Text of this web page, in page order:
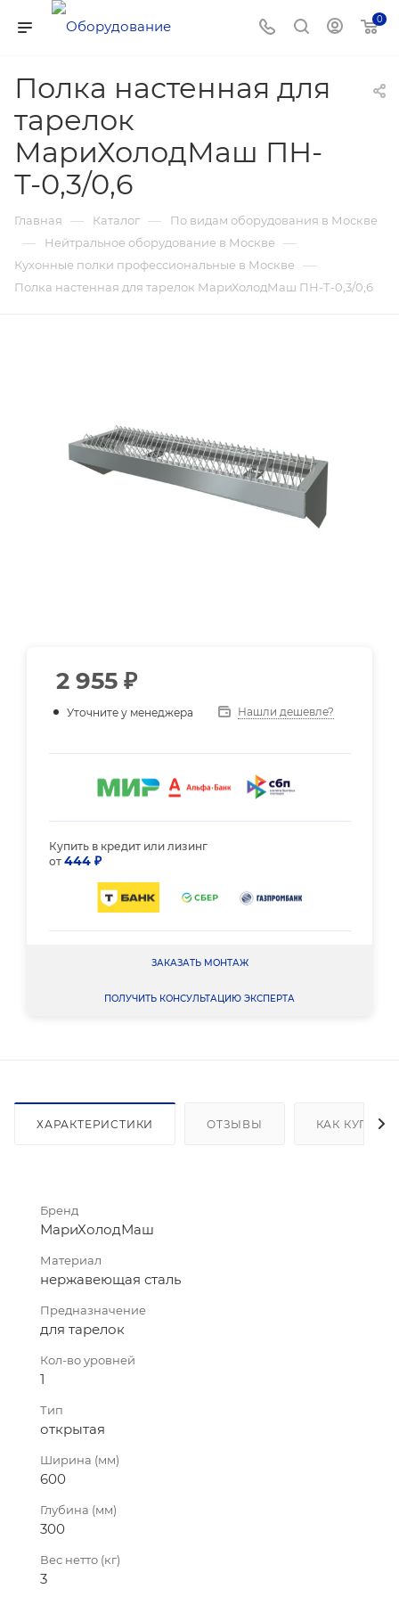
0
Полка настенная для
тарелок
МариХолодМаш ПН-
Т-0,3/0,6
Главная — Каталог — По видам оборудования в Москве
— Нейтральное оборудование в Москве —
Кухонные полки профессиональные в Москве —
Полка настенная для тарелок МариХолодМаш ПН-Т-0,3/0,6
2 955 ₽
Уточните у менеджера Нашли дешевле?
Купить в кредит или лизинг
от 444 ₽
ЗАКАЗАТЬ МОНТАЖ
ПОЛУЧИТЬ КОНСУЛЬТАЦИЮ ЭКСПЕРТА
ХАРАКТЕРИСТИКИ ОТЗЫВЫ КАК КУПИТЬ
Бренд
МариХолодМаш
Материал
нержавеющая сталь
Предназначение
для тарелок
Кол-во уровней
1
Тип
открытая
Ширина (мм)
600
Глубина (мм)
300
Вес нетто (кг)
3